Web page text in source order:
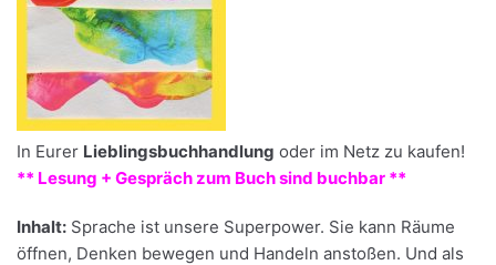
In Eurer Lieblingsbuchhandlung oder im Netz zu kaufen!
** Lesung + Gespräch zum Buch sind buchbar **
Inhalt: Sprache ist unsere Superpower. Sie kann Räume
öffnen, Denken bewegen und Handeln anstoßen. Und als